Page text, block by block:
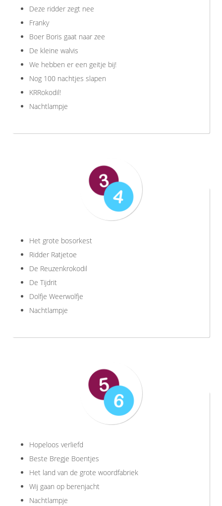
Deze ridder zegt nee
Franky
Boer Boris gaat naar zee
De kleine walvis
We hebben er een geitje bij!
Nog 100 nachtjes slapen
KRRokodil!
Nachtlampje
Het grote bosorkest
Ridder Ratjetoe
De Reuzenkrokodil
De Tijdrit
Dolfje Weerwolfje
Nachtlampje
Hopeloos verliefd
Beste Bregje Boentjes
Het land van de grote woordfabriek
Wij gaan op berenjacht
Nachtlampje